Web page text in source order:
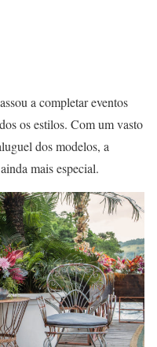
a completar eventos
os estilos. Com um vasto
dos modelos, a
mais especial.